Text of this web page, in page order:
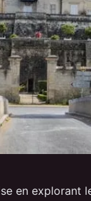
en explorant